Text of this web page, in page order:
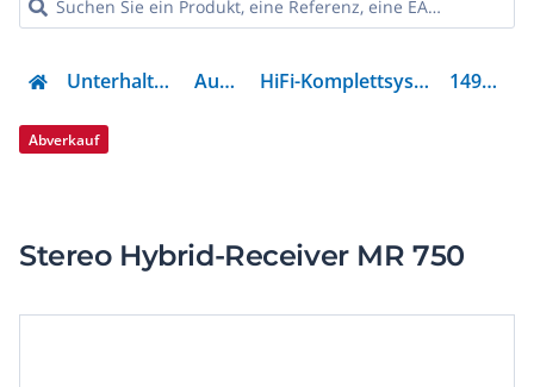
Unterhaltung Audio HiFi-Komplettsystem 149575
Abverkauf
Stereo Hybrid-Receiver MR 750